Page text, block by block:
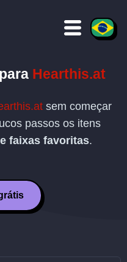
para Hearthis.at
sem começar
passos os itens
faixas favoritas.